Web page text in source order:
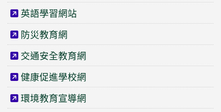
英語學習網站
防災教育網
交通安全教育網
健康促進學校網
環境教育宣導網